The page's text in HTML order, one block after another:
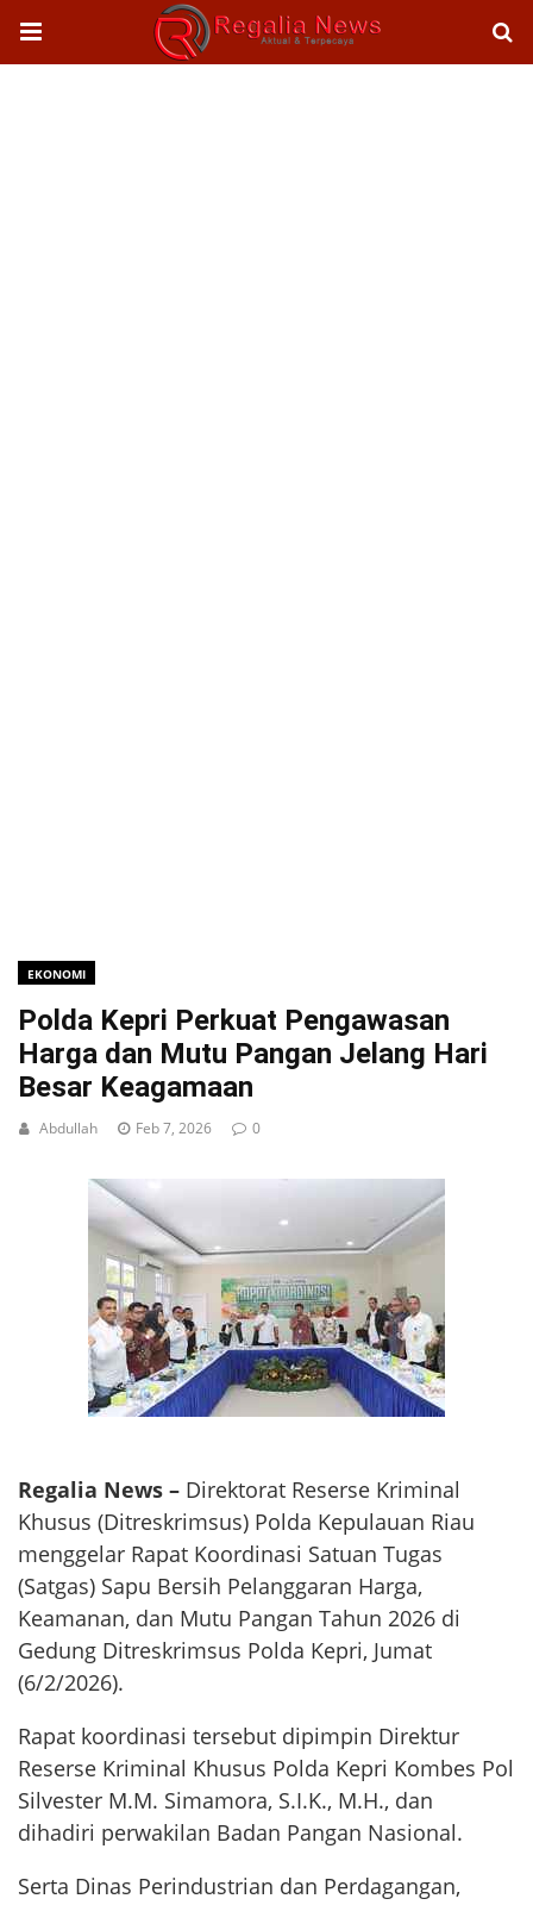
EKONOMI
Polda Kepri Perkuat Pengawasan
Harga dan Mutu Pangan Jelang Hari
Besar Keagamaan
Abdullah Feb 7, 2026 0
Regalia News – Direktorat Reserse Kriminal
Khusus (Ditreskrimsus) Polda Kepulauan Riau
menggelar Rapat Koordinasi Satuan Tugas
(Satgas) Sapu Bersih Pelanggaran Harga,
Keamanan, dan Mutu Pangan Tahun 2026 di
Gedung Ditreskrimsus Polda Kepri, Jumat
(6/2/2026).
Rapat koordinasi tersebut dipimpin Direktur
Reserse Kriminal Khusus Polda Kepri Kombes Pol
Silvester M.M. Simamora, S.I.K., M.H., dan
dihadiri perwakilan Badan Pangan Nasional.
Serta Dinas Perindustrian dan Perdagangan,